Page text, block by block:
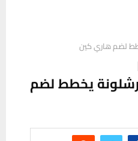
2024.. برشلونة يخطط لضم